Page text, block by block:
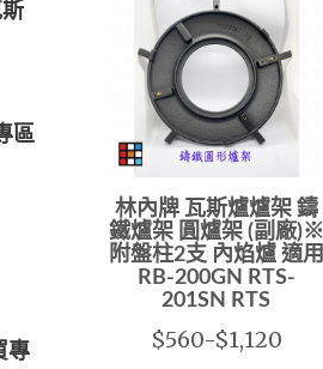
區
專
林內牌 瓦斯爐爐架 鑄
鐵爐架 圓爐架 (副廠)※
附盤柱2支 內焰爐 適用
RB-200GN RTS-
201SN RTS
$560-$1,120